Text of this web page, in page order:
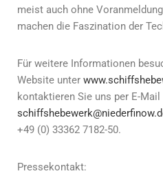
meist auch ohne
machen die Faszination der
Für weitere Informationen
Website unter
kontaktieren Sie uns per E-Mail
+49 (0) 33362 7182-50.
Pressekontakt: